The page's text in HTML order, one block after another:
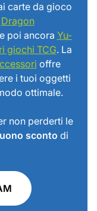
carte da gioco
Dragon
poi ancora Yu-
giochi TCG. La
offre
i tuoi oggetti
ottimale.
non perderti le
sconto di